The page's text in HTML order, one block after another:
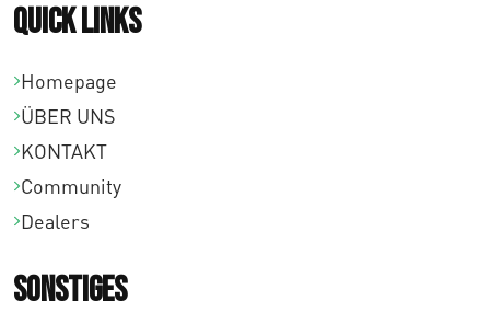
Quick links
Homepage
ÜBER UNS
KONTAKT
Community
Dealers
Sonstiges